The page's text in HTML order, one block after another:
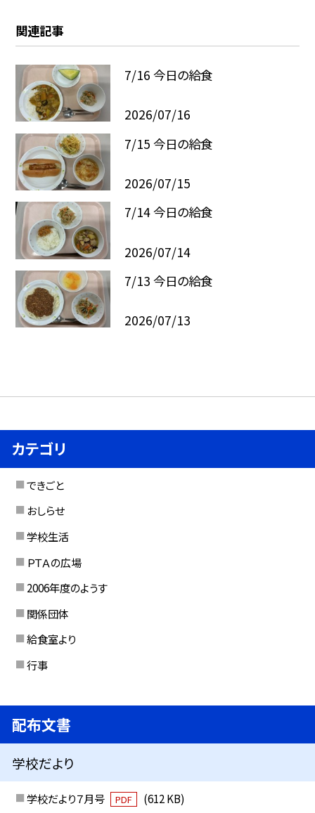
関連記事
7/16 今日の給食
2026/07/16
7/15 今日の給食
2026/07/15
7/14 今日の給食
2026/07/14
7/13 今日の給食
2026/07/13
カテゴリ
できごと
おしらせ
学校生活
ＰＴＡの広場
2006年度のようす
関係団体
給食室より
行事
配布文書
学校だより
学校だより７月号 PDF (612 KB)